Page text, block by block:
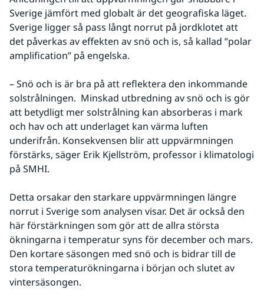
Sverige jämfört med globalt är det geografiska läget.
Sverige ligger så pass långt norrut på jordklotet att
det påverkas av effekten av snö och is, så kallad ”polar
amplification” på engelska.
– Snö och is är bra på att reflektera den inkommande
solstrålningen.  Minskad utbredning av snö och is gör
att betydligt mer solstrålning kan absorberas i mark
och hav och att underlaget kan värma luften
underifrån. Konsekvensen blir att uppvärmningen
förstärks, säger Erik Kjellström, professor i klimatologi
på SMHI.
Detta orsakar den starkare uppvärmningen längre
norrut i Sverige som analysen visar. Det är också den
här förstärkningen som gör att de allra största
ökningarna i temperatur syns för december och mars.
Den kortare säsongen med snö och is bidrar till de
stora temperaturökningarna i början och slutet av
vintersäsongen.